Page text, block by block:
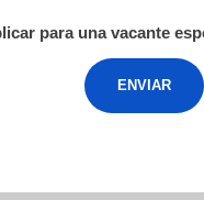
para una vacante